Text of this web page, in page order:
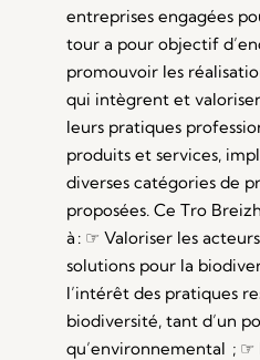
entreprises engagées
tour a pour objectif
promouvoir les
qui intègrent et
leurs pratiques
produits et services,
diverses catégories de
proposées. Ce Tro
à : ☞ Valoriser les
solutions pour la
l’intérêt des pratiques
biodiversité, tant d’un
qu’environnemental ;